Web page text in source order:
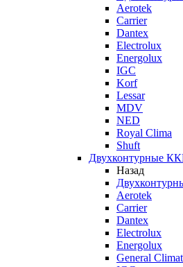
Aerotek
Carrier
Dantex
Electrolux
Energolux
IGC
Korf
Lessar
MDV
NED
Royal Clima
Shuft
Двухконтурные
Назад
Aerotek
Carrier
Dantex
Electrolux
Energolux
General